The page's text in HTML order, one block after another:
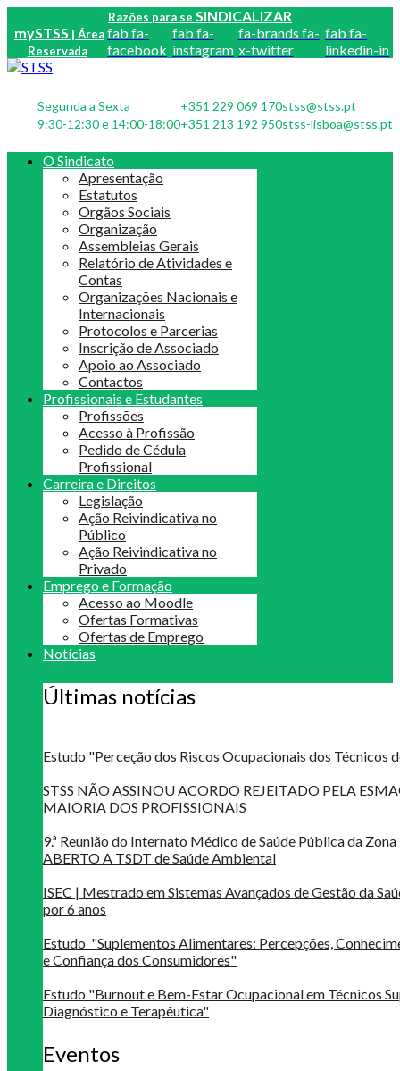
Razões para se SINDICALIZAR
mySTSS | Área
Reservada
fab fa-
facebook
fab fa-
instagram
fa-brands fa-
x-twitter
fab fa-
linkedin-in
Segunda a Sexta
9:30-12:30 e 14:00-18:00
+351 229 069 170
+351 213 192 950
stss@stss.pt
stss-lisboa@stss.pt
O Sindicato
Apresentação
Estatutos
Orgãos Sociais
Organização
Assembleias Gerais
Relatório de Atividades e
Contas
Organizações Nacionais e
Internacionais
Protocolos e Parcerias
Inscrição de Associado
Apoio ao Associado
Contactos
Profissionais e Estudantes
Profissões
Acesso à Profissão
Pedido de Cédula
Profissional
Carreira e Direitos
Legislação
Ação Reivindicativa no
Público
Ação Reivindicativa no
Privado
Emprego e Formação
Acesso ao Moodle
Ofertas Formativas
Ofertas de Emprego
Notícias
Últimas notícias
Estudo "Perceção dos Riscos Ocupacionais dos Técnicos
STSS NÃO ASSINOU ACORDO REJEITADO PELA
MAIORIA DOS PROFISSIONAIS
9.ª Reunião do Internato Médico de Saúde Pública da
ABERTO A TSDT de Saúde Ambiental
ISEC | Mestrado em Sistemas Avançados de Gestão da
por 6 anos
Estudo "Suplementos Alimentares: Percepções,
e Confiança dos Consumidores"
Estudo "Burnout e Bem-Estar Ocupacional em Técnicos
Diagnóstico e Terapêutica"
Eventos